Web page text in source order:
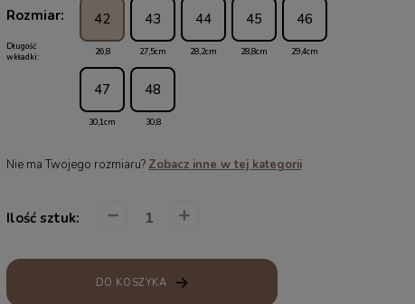
Rozmiar:
Długość
wkładki:
42
26,8
43
27,5cm
44
28,2cm
45
28,8cm
46
29,4cm
47
30,1cm
48
30,8
Nie ma Twojego rozmiaru? Zobacz inne w tej kategorii
Ilość sztuk:
DO KOSZYKA